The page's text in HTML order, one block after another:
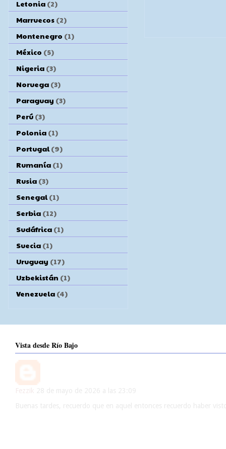
Letonia (2)
Marruecos (2)
Montenegro (1)
México (5)
Nigeria (3)
Noruega (3)
Paraguay (3)
Perú (3)
Polonia (1)
Portugal (9)
Rumanía (1)
Rusia (3)
Senegal (1)
Serbia (12)
Sudáfrica (1)
Suecia (1)
Uruguay (17)
Uzbekistán (1)
Venezuela (4)
Vista desde Río Bajo